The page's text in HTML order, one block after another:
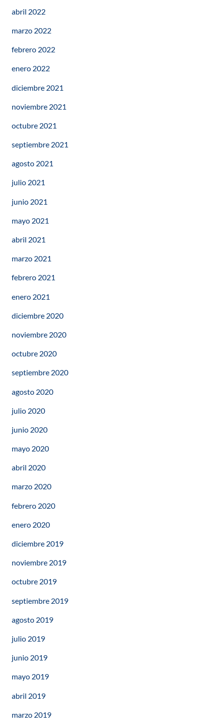
abril 2022
marzo 2022
febrero 2022
enero 2022
diciembre 2021
noviembre 2021
octubre 2021
septiembre 2021
agosto 2021
julio 2021
junio 2021
mayo 2021
abril 2021
marzo 2021
febrero 2021
enero 2021
diciembre 2020
noviembre 2020
octubre 2020
septiembre 2020
agosto 2020
julio 2020
junio 2020
mayo 2020
abril 2020
marzo 2020
febrero 2020
enero 2020
diciembre 2019
noviembre 2019
octubre 2019
septiembre 2019
agosto 2019
julio 2019
junio 2019
mayo 2019
abril 2019
marzo 2019